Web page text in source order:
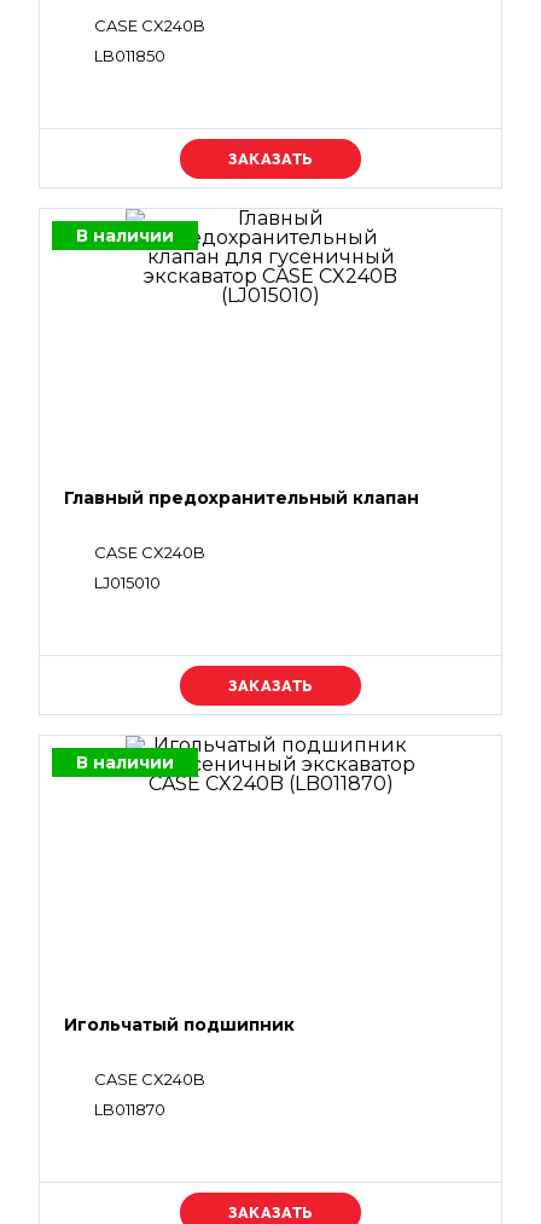
CASE CX240B
LB011850
Уточняйте цену
В наличии
Главный предохранительный клапан
CASE CX240B
LJ015010
Уточняйте цену
В наличии
Игольчатый подшипник
CASE CX240B
LB011870
Уточняйте цену